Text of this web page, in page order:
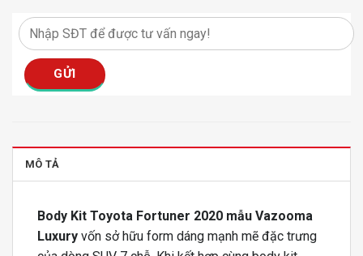
MÔ TẢ
Body Kit Toyota Fortuner 2020 mẫu Vazooma
Luxury vốn sở hữu form dáng mạnh mẽ đặc trưng